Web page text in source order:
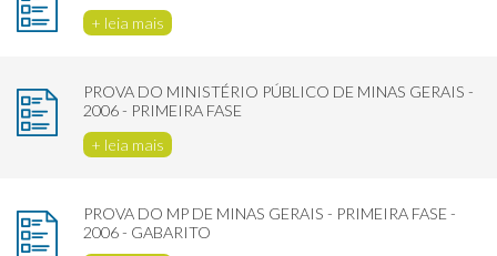
+ leia mais
PROVA DO MINISTÉRIO PÚBLICO DE MINAS GERAIS -
2006 - PRIMEIRA FASE
+ leia mais
PROVA DO MP DE MINAS GERAIS - PRIMEIRA FASE -
2006 - GABARITO